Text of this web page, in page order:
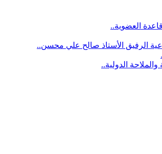
العضوية..
الرفيق الأستاذ صالح علي محسن..
الدولية..